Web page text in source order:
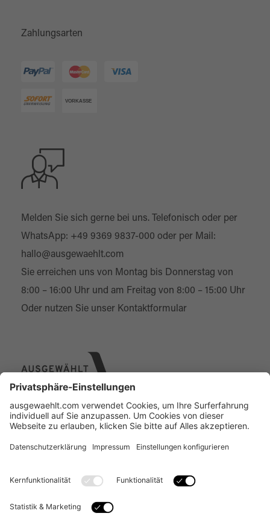
Zahlungsarten
Über uns
Melden Sie sich gerne bei uns. Telefonisch oder per
WhatsApp: +49 9369 9837-000 oder per Mail:
hallo@ausgewaehlt.com
Sie erreichen uns von Montag bis Donnerstag von
8:00 – 16:00 Uhr und am Freitag von 8:00 – 15:00 Uhr
Oder nutzen Sie unser Kontaktformular